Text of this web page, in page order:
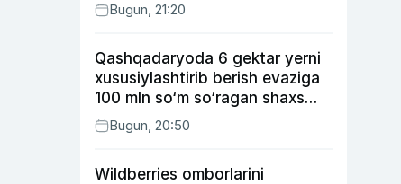
Bugun, 21:20
Qashqadaryoda 6 gektar yerni
xususiylashtirib berish evaziga
100 mln so‘m so‘ragan shaxs
ushlandi
Bugun, 20:50
Wildberries omborlarini